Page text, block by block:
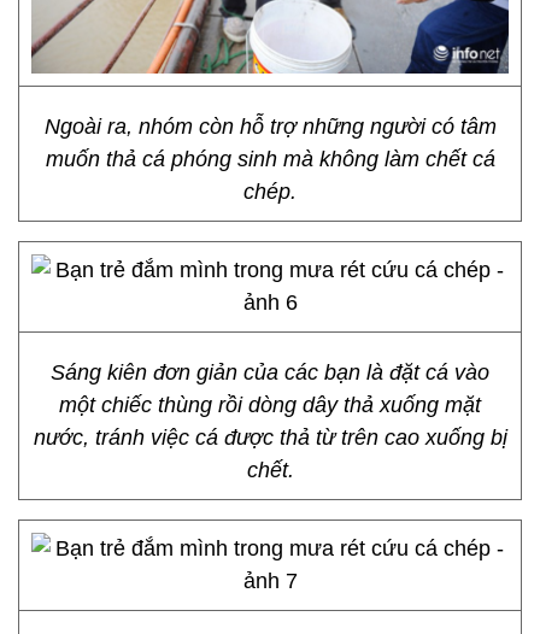
Ngoài ra, nhóm còn hỗ trợ những người có tâm
muốn thả cá phóng sinh mà không làm chết cá
chép.
Sáng kiên đơn giản của các bạn là đặt cá vào
một chiếc thùng rồi dòng dây thả xuống mặt
nước, tránh việc cá được thả từ trên cao xuống bị
chết.